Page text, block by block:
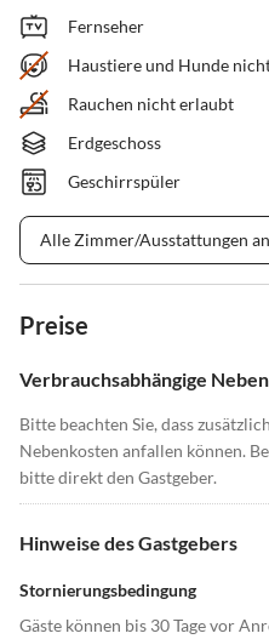
Fernseher
Haustiere und Hunde
Rauchen nicht erlaubt
Erdgeschoss
Geschirrspüler
Alle Zimmer/Ausstattungen
Preise
Verbrauchsabhängige
Bitte beachten Sie, dass
Nebenkosten anfallen können.
bitte direkt den Gastgeber.
Hinweise des Gastgebers
Stornierungsbedingung
Gäste können bis 30 Tage vor